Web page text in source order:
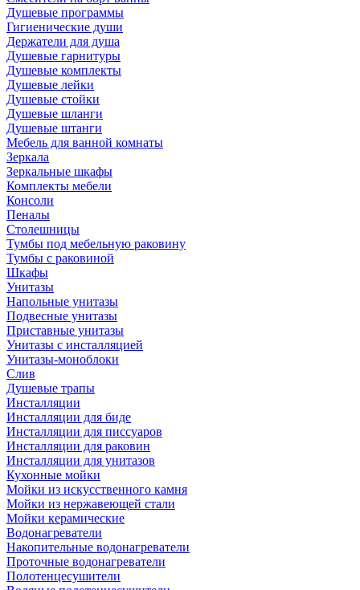
Душевые программы
Гигиенические души
Держатели для душа
Душевые гарнитуры
Душевые комплекты
Душевые лейки
Душевые стойки
Душевые шланги
Душевые штанги
Мебель для ванной комнаты
Зеркала
Зеркальные шкафы
Комплекты мебели
Консоли
Пеналы
Столешницы
Тумбы под мебельную раковину
Тумбы с раковиной
Шкафы
Унитазы
Напольные унитазы
Подвесные унитазы
Приставные унитазы
Унитазы с инсталляцией
Унитазы-моноблоки
Слив
Душевые трапы
Инсталляции
Инсталляции для биде
Инсталляции для писсуаров
Инсталляции для раковин
Инсталляции для унитазов
Кухонные мойки
Мойки из искусственного камня
Мойки из нержавеющей стали
Мойки керамические
Водонагреватели
Накопительные водонагреватели
Проточные водонагреватели
Полотенцесушители